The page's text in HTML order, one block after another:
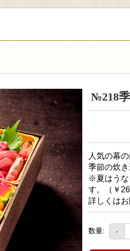
№218
人気の幕の
季節の炊き
※夏はうな
す。（￥
詳しくはお
数量: -